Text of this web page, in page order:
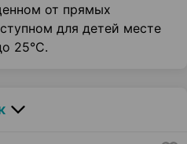
от прямых
для детей месте
25°С.